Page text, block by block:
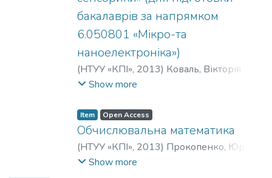
бакалаврів за напрямком
6.050801 «Мікро-та
наноелектроніка»)
(НТУУ «КПІ», 2013) Коваль, Вікторія
Михайлівна
Show more
Item Open Access
Обчислювальна математика
(НТУУ «КПІ», 2013) Прокопенко, Юрій
Васильович;Татарчук, Дмитро
Show more